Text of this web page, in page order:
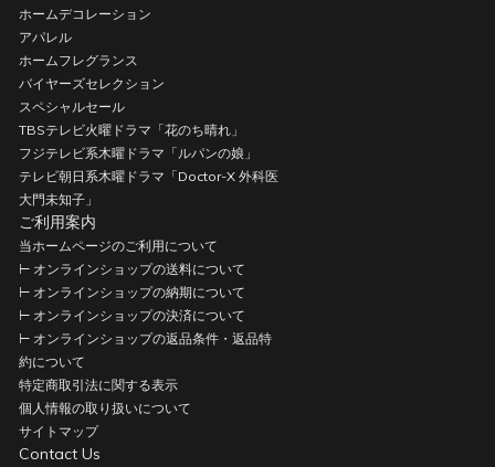
ホームデコレーション
アパレル
ホームフレグランス
バイヤーズセレクション
スペシャルセール
TBSテレビ火曜ドラマ「花のち晴れ」
フジテレビ系木曜ドラマ「ルパンの娘」
テレビ朝日系木曜ドラマ「Doctor-X 外科医
大門未知子」
ご利用案内
当ホームページのご利用について
⊢ オンラインショップの送料について
⊢ オンラインショップの納期について
⊢ オンラインショップの決済について
⊢ オンラインショップの返品条件・返品特
約について
特定商取引法に関する表示
個人情報の取り扱いについて
サイトマップ
Contact Us